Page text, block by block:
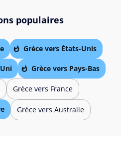
populaires
Grèce vers États-Unis
Grèce vers Pays-Bas
Grèce vers France
Grèce vers Australie